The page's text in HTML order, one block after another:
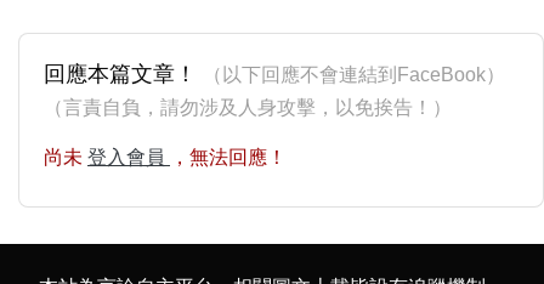
回應本篇文章！
（以下回應不會連結到FaceBook）
（言責自負，請勿涉及人身攻擊，以免挨告！）
尚未 登入會員 ，無法回應！